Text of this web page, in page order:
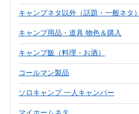
キャンプネタ以外（話題・一般ネタ）
キャンプ用品・道具 物色＆購入
キャンプ飯（料理・お酒）
コールマン製品
ソロキャンプ 一人キャンパー